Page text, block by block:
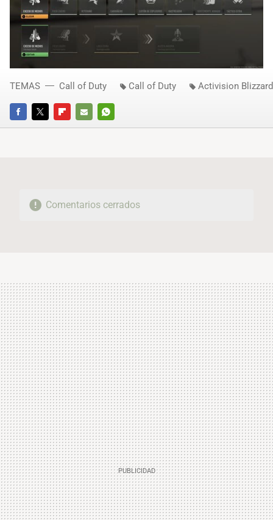
FACEBOOKTWITTERFLIPBOARD
E-
WHATSAPP
TEMAS Call of Duty Call of Duty Activision Blizzard
Comentarios cerrados